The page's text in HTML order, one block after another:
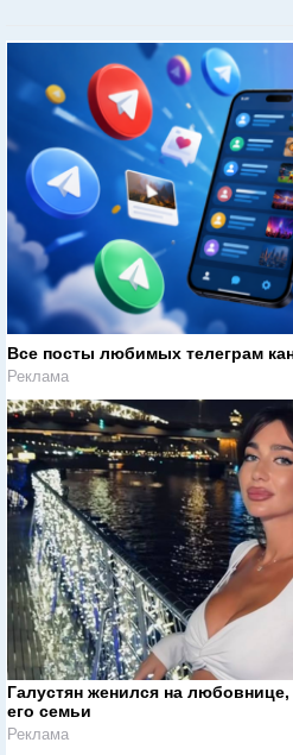
Все посты любимых телеграм
Реклама
Галустян женился на
его семьи
Реклама